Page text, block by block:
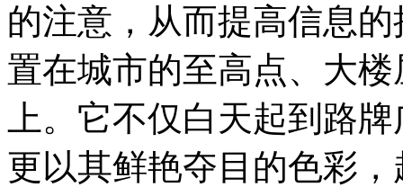
的注意，从而提高信息
置在城市的至高点、大
上。它不仅白天起到路
更以其鲜艳夺目的色彩